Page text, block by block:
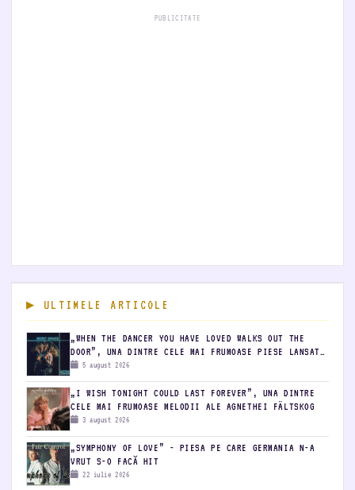
PUBLICITATE
ULTIMELE ARTICOLE
„WHEN THE DANCER YOU HAVE LOVED WALKS OUT THE
DOOR”, UNA DINTRE CELE MAI FRUMOASE PIESE LANSATE
DE SECRET SERVICE
5 august 2026
„I WISH TONIGHT COULD LAST FOREVER”, UNA DINTRE
CELE MAI FRUMOASE MELODII ALE AGNETHEI FÄLTSKOG
3 august 2026
„SYMPHONY OF LOVE” - PIESA PE CARE GERMANIA N-A
VRUT S-O FACĂ HIT
22 iulie 2026